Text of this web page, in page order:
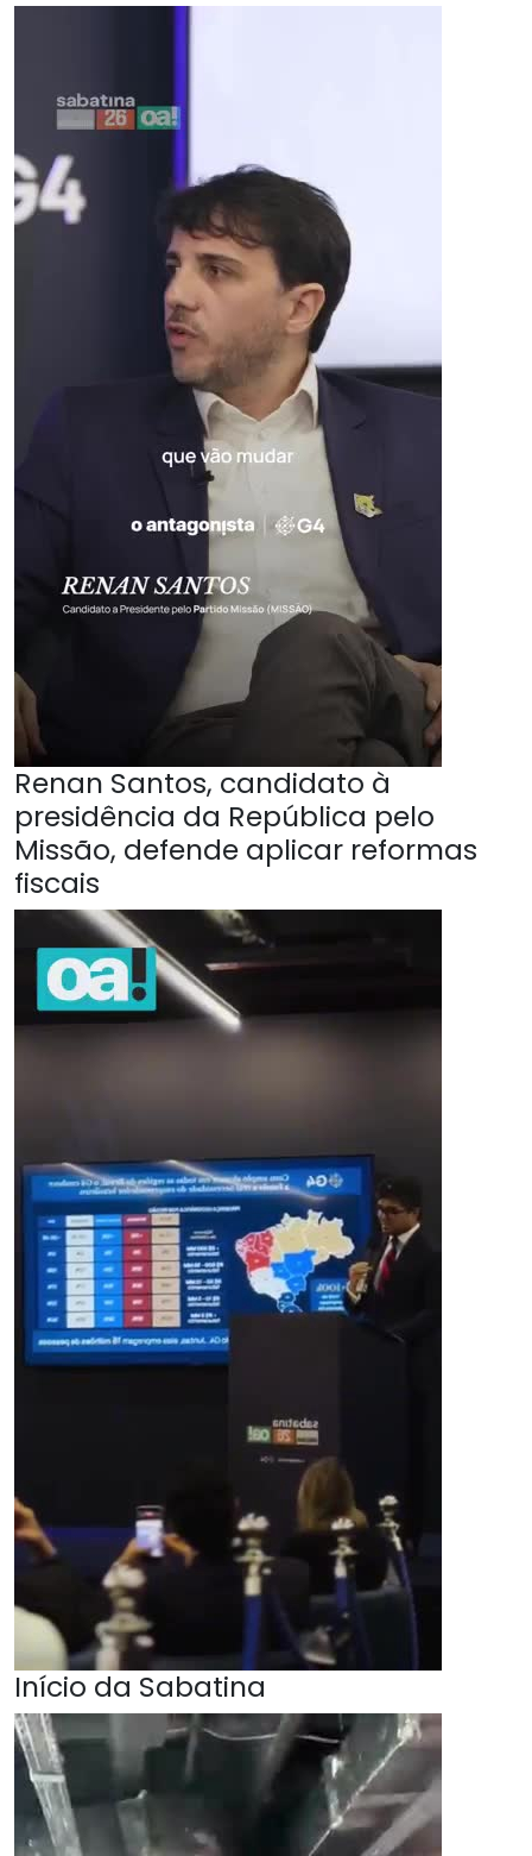
Renan Santos, candidato à
presidência da República pelo
Missão, defende aplicar reformas
fiscais
Início da Sabatina